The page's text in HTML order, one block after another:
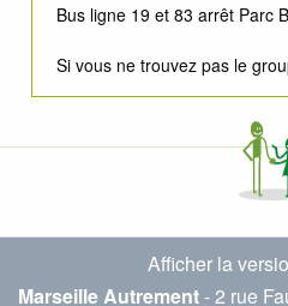
Bus ligne 19 et 83 arrêt Parc
Si vous ne trouvez pas le
Afficher la
Marseille Autrement- 2 rue